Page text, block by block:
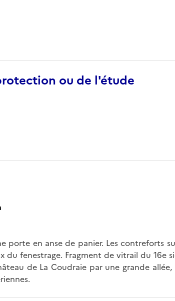
ou de l'étude
porte en anse de panier. Les contreforts
fenestrage. Fragment de vitrail du 16e
de La Coudraie par une grande allée,